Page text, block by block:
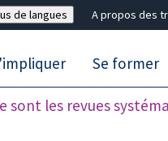
de langues A propos des
sont les revues
Se former